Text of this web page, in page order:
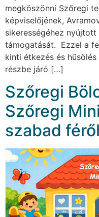
megköszönni Szőregi
képviselőjének,
sikerességéhez
támogatását. Ezzel a
kinti étkezés és
részbe járó […]
Szőregi
Szőregi
szabad